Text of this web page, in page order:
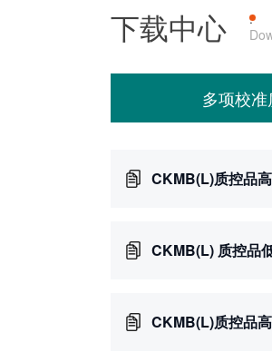
下载中心 ·
多项校
CKMB(L)质控品
CKMB(L) 质控品
CKMB(L)质控品